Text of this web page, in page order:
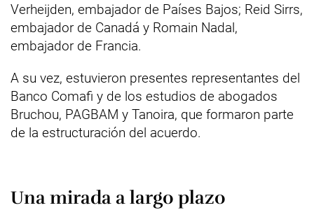
Verheijden, embajador de Países Bajos; Reid Sirrs,
embajador de Canadá y Romain Nadal,
embajador de Francia.
A su vez, estuvieron presentes representantes del
Banco Comafi y de los estudios de abogados
Bruchou, PAGBAM y Tanoira, que formaron parte
de la estructuración del acuerdo.
Una mirada a largo plazo